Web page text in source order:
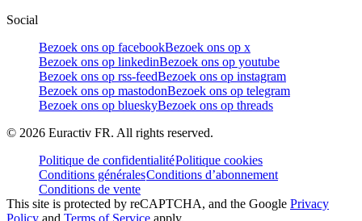
Social
Bezoek ons op facebookBezoek ons op x
Bezoek ons op linkedinBezoek ons op youtube
Bezoek ons op rss-feedBezoek ons op instagram
Bezoek ons op mastodonBezoek ons op telegram
Bezoek ons op blueskyBezoek ons op threads
© 2026 Euractiv FR. All rights reserved.
Politique de confidentialitéPolitique cookies
Conditions généralesConditions d’abonnement
Conditions de vente
This site is protected by reCAPTCHA, and the Google Privacy
Policy and Terms of Service apply.